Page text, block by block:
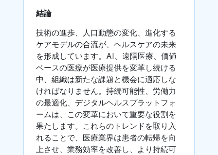
結論
技術の進歩、人口動態の変化、進化する
ケアモデルの合流が、ヘルスケアの未来
を形成しています。AI、遠隔医療、価値
ベースの医療が医療提供を変革し続ける
中、組織は新たな課題と機会に適応しな
ければなりません。持続可能性、労働力
の最適化、デジタルヘルスプラットフォ
ームは、この変革において重要な役割を
果たします。これらのトレンドを取り入
れることで、医療業界は患者の転帰を向
上させ、業務効率を改善し、より持続可